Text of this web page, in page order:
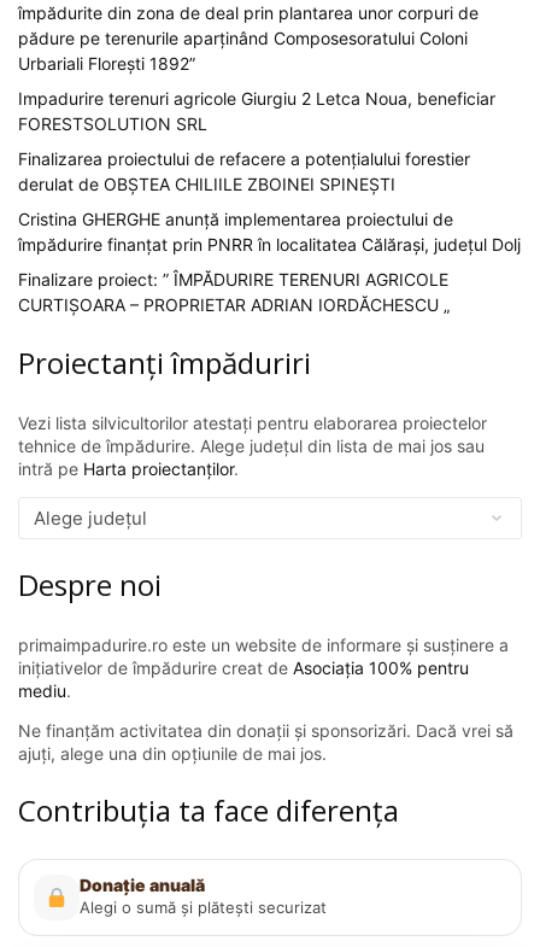
împădurite din zona de deal prin plantarea unor corpuri de
pădure pe terenurile aparținând Composesoratului Coloni
Urbariali Florești 1892”
Impadurire terenuri agricole Giurgiu 2 Letca Noua, beneficiar
FORESTSOLUTION SRL
Finalizarea proiectului de refacere a potențialului forestier
derulat de OBȘTEA CHILIILE ZBOINEI SPINEȘTI
Cristina GHERGHE anunță implementarea proiectului de
împădurire finanțat prin PNRR în localitatea Călărași, județul Dolj
Finalizare proiect: ” ÎMPĂDURIRE TERENURI AGRICOLE
CURTIȘOARA – PROPRIETAR ADRIAN IORDĂCHESCU „
Proiectanți împăduriri
Vezi lista silvicultorilor atestați pentru elaborarea proiectelor
tehnice de împădurire. Alege județul din lista de mai jos sau
intră pe Harta proiectanților.
Despre noi
primaimpadurire.ro este un website de informare și susținere a
inițiativelor de împădurire creat de Asociația 100% pentru
mediu.
Ne finanțăm activitatea din donații și sponsorizări. Dacă vrei să
ajuți, alege una din opțiunile de mai jos.
Contribuția ta face diferența
Donație anuală
Alegi o sumă și plătești securizat